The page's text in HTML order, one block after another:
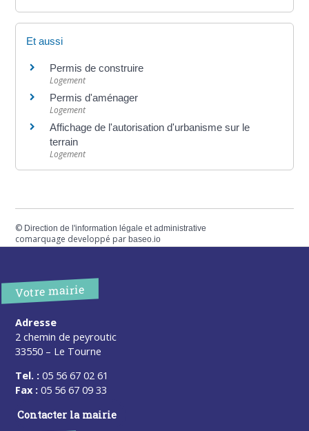
Et aussi
Permis de construire
Logement
Permis d'aménager
Logement
Affichage de l'autorisation d'urbanisme sur le
terrain
Logement
© Direction de l'information légale et administrative
comarquage developpé parbaseo.io
Votre mairie
Adresse
2 chemin de peyroutic
33550 – Le Tourne
Tel. : 05 56 67 02 61
Fax : 05 56 67 09 33
Contacter la mairie